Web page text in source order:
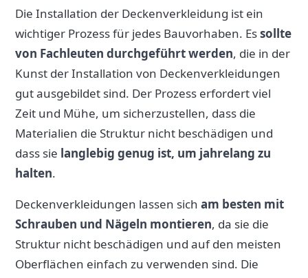
Die Installation der Deckenverkleidung ist ein
wichtiger Prozess für jedes Bauvorhaben. Essollte
von Fachleuten durchgeführt werden, die in der
Kunst der Installation von Deckenverkleidungen
gut ausgebildet sind. Der Prozess erfordert viel
Zeit und Mühe, um sicherzustellen, dass die
Materialien die Struktur nicht beschädigen und
dass sie langlebig genug ist, um jahrelang zu
halten.
Deckenverkleidungen lassen sich am besten mit
Schrauben und Nägeln montieren, da sie die
Struktur nicht beschädigen und auf den meisten
Oberflächen einfach zu verwenden sind. Die